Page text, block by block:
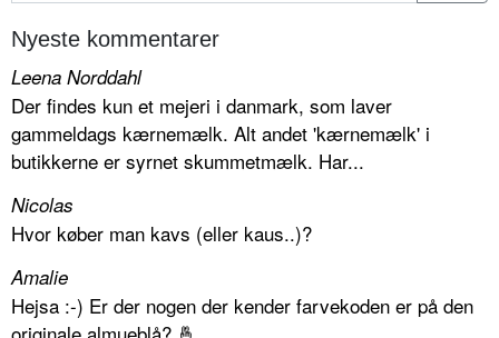
Nyeste kommentarer
Leena Norddahl
Der findes kun et mejeri i danmark, som laver
gammeldags kærnemælk. Alt andet 'kærnemælk' i
butikkerne er syrnet skummetmælk. Har...
Nicolas
Hvor køber man kavs (eller kaus..)?
Amalie
Hejsa :-) Er der nogen der kender farvekoden er på den